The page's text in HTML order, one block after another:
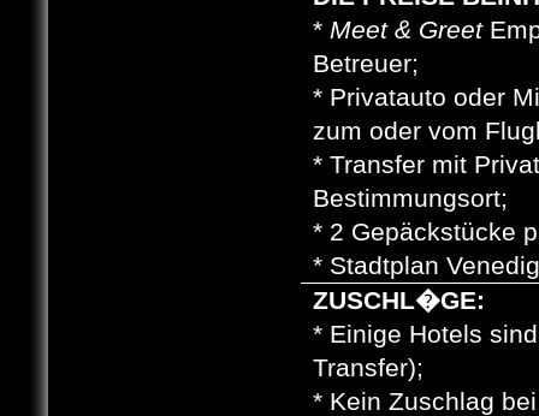
* Meet & Greet
Betreuer;
* Privatauto oder
zum oder vom
* Transfer mit
Bestimmungsort;
* 2 Gepäckstücke
* Stadtplan
ZUSCHL�GE:
* Einige Hotels
Transfer);
* Kein Zuschlag